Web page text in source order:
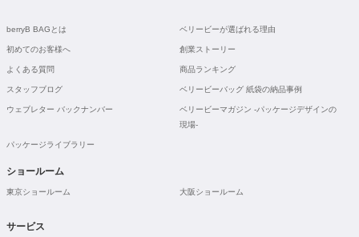
berryB BAGとは ベリービーが選ばれる理由
初めてのお客様へ 創業ストーリー
よくある質問 商品ランキング
スタッフブログ ベリービーバッグ 紙袋の納品事例
ウェブレター バックナンバー
ベリービーマガジン -パッケージデザインの
現場-
パッケージライブラリー
ショールーム
東京ショールーム 大阪ショールーム
サービス